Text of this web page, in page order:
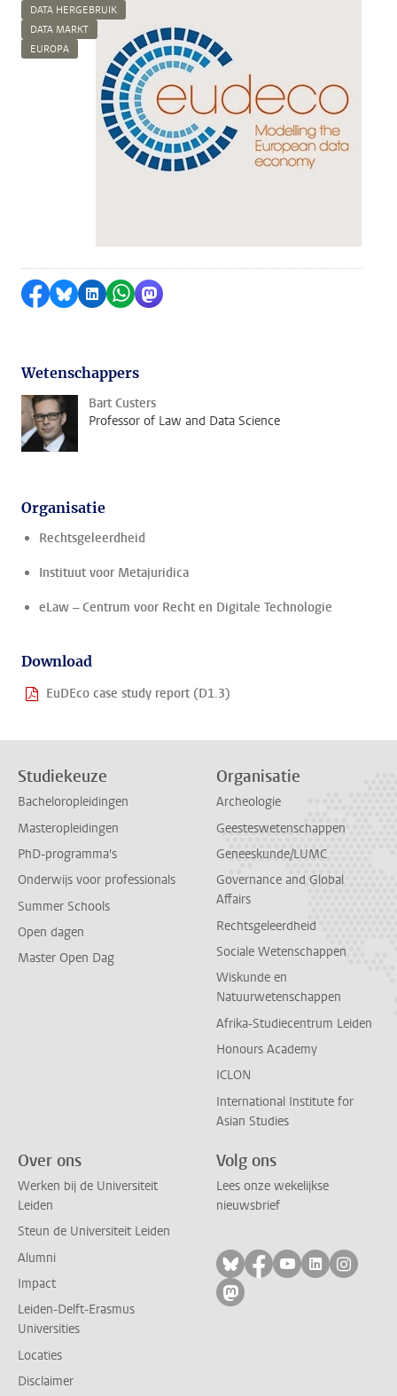
DATA HERGEBRUIK
DATA MARKT
EUROPA
Delen op Facebook
Delen via Bluesky
Delen op LinkedIn
Delen via WhatsApp
Delen via Mastodon
Wetenschappers
Bart Custers
Professor of Law and Data Science
Organisatie
Rechtsgeleerdheid
Instituut voor Metajuridica
eLaw – Centrum voor Recht en Digitale Technologie
Download
EuDEco case study report (D1.3)
Studiekeuze
Bacheloropleidingen
Masteropleidingen
PhD-programma's
Onderwijs voor professionals
Summer Schools
Open dagen
Master Open Dag
Organisatie
Archeologie
Geesteswetenschappen
Geneeskunde/LUMC
Governance and Global
Affairs
Rechtsgeleerdheid
Sociale Wetenschappen
Wiskunde en
Natuurwetenschappen
Afrika-Studiecentrum Leiden
Honours Academy
ICLON
International Institute for
Asian Studies
Over ons
Werken bij de Universiteit
Leiden
Steun de Universiteit Leiden
Alumni
Impact
Leiden-Delft-Erasmus
Universities
Locaties
Disclaimer
Volg ons
Lees onze wekelijkse
nieuwsbrief
Volg ons op bluesky
Volg ons op
Volg ons op
Volg ons
Volg
Volg ons op mastodon